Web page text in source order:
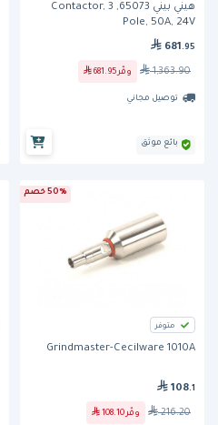
هيني بيني 65073, Contactor, 3
Pole, 50A, 24V
681 .95
1,363.90 وفّر 681.95
توصيل مجاني
بائع موثق
50% خصم
متوفر
Grindmaster-Cecilware 1010A
108.1
216.20 وفّر 108.10